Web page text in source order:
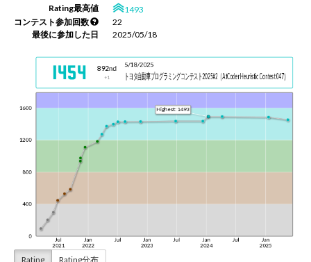
Rating最高値
1493
コンテスト参加回数
22
最後に参加した日
2025/05/18
Rating Rating分布